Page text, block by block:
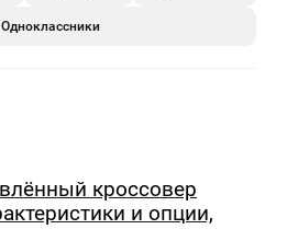
Одноклассники
кроссовер
и опции,